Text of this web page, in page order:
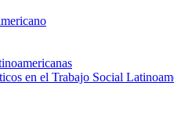
en el Trabajo Social